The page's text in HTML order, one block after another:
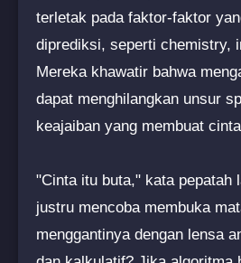
terletak pada faktor-faktor
diprediksi, seperti chemistry,
Mereka khawatir bahwa
dapat menghilangkan unsur
keajaiban yang membuat
"Cinta itu buta," kata pepatah
justru mencoba membuka
menggantinya dengan lensa